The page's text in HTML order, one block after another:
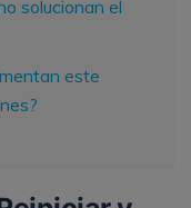
solucionan el
este